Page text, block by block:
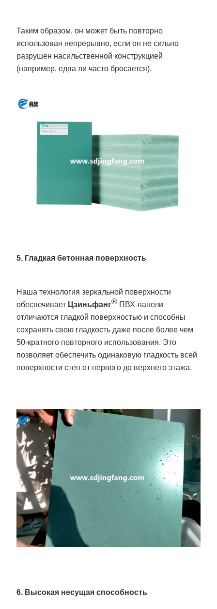
Таким образом, он может быть повторно
использован непрерывно, если он не сильно
разрушен насильственной конструкцией
(например, едва ли часто бросается).
5. Гладкая бетонная поверхность
Наша технология зеркальной поверхности
обеспечивает Цзиньфанг® ПВХ-панели
отличаются гладкой поверхностью и способны
сохранять свою гладкость даже после более чем
50-кратного повторного использования. Это
позволяет обеспечить одинаковую гладкость всей
поверхности стен от первого до верхнего этажа.
6. Высокая несущая способность